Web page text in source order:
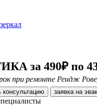
за 490₽ по 43
при ремонте Рендж
консультацию заявка